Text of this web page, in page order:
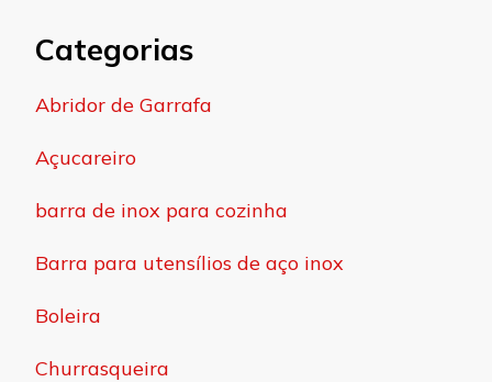
Categorias
Abridor de Garrafa
Açucareiro
barra de inox para cozinha
Barra para utensílios de aço inox
Boleira
Churrasqueira